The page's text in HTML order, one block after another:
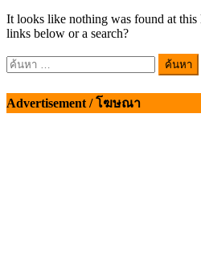
It looks like nothing was found at
links below or a search?
ค้นหา
Advertisement / โฆษณา